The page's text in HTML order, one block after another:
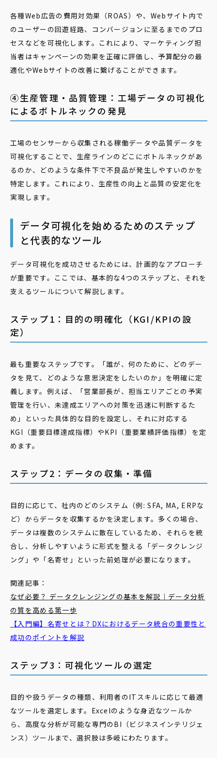
各種Web広告の費用対効果（ROAS）や、Webサイト内で
のユーザーの回遊経路、コンバージョンに至るまでのプロ
セスなどを可視化します。これにより、マーケティング担
当者はキャンペーンの効果を正確に評価し、予算配分の最
適化やWebサイトの改善に繋げることができます。
④生産管理・品質管理：工場データの可視化
によるボトルネックの発見
工場のセンサーから収集される稼働データや品質データを
可視化することで、生産ラインのどこにボトルネックがあ
るのか、どのような条件下で不良品が発生しやすいのかを
特定します。これにより、生産性の向上と品質の安定化を
実現します。
データ可視化を始めるためのステップ
と代表的なツール
データ可視化を成功させるためには、計画的なアプローチ
が重要です。ここでは、基本的な4つのステップと、それを
支えるツールについて解説します。
ステップ1：目的の明確化（KGI/KPIの設
定）
最も重要なステップです。「誰が、何のために、どのデー
タを見て、どのような意思決定をしたいのか」を明確に定
義します。例えば、「営業部長が、担当エリアごとの予実
管理を行い、未達成エリアへの対策を迅速に判断するた
め」といった具体的な目的を設定し、それに対応する
KGI（重要目標達成指標）やKPI（重要業績評価指標）を定
めます。
ステップ2：データの収集・準備
目的に応じて、社内のどのシステム（例: SFA, MA, ERPな
ど）からデータを収集するかを決定します。多くの場合、
データは複数のシステムに散在しているため、それらを統
合し、分析しやすいように形式を整える「データクレンジ
ング」や「名寄せ」といった前処理が必要になります。
関連記事：
なぜ必要？ データクレンジングの基本を解説｜データ分析
の質を高める第一歩
【入門編】 名寄せ とは？DXにおけるデータ統合の重要性と
成功のポイントを解説
ステップ3：可視化ツールの選定
目的や扱うデータの種類、利用者のITスキルに応じて最適
なツールを選定します。Excelのような身近なツールか
ら、高度な分析が可能な専門のBI（ビジネスインテリジェ
ンス）ツールまで、選択肢は多岐にわたります。